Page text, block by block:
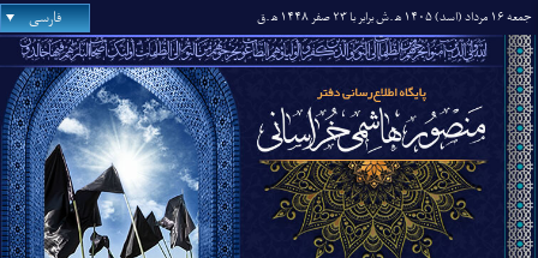
جمعه ۱۶ مرداد (اسد) ۱۴۰۵ ه‍ .ش برابر با ۲۳ صفر ۱۴۴۸ ه‍ .ق فارسی